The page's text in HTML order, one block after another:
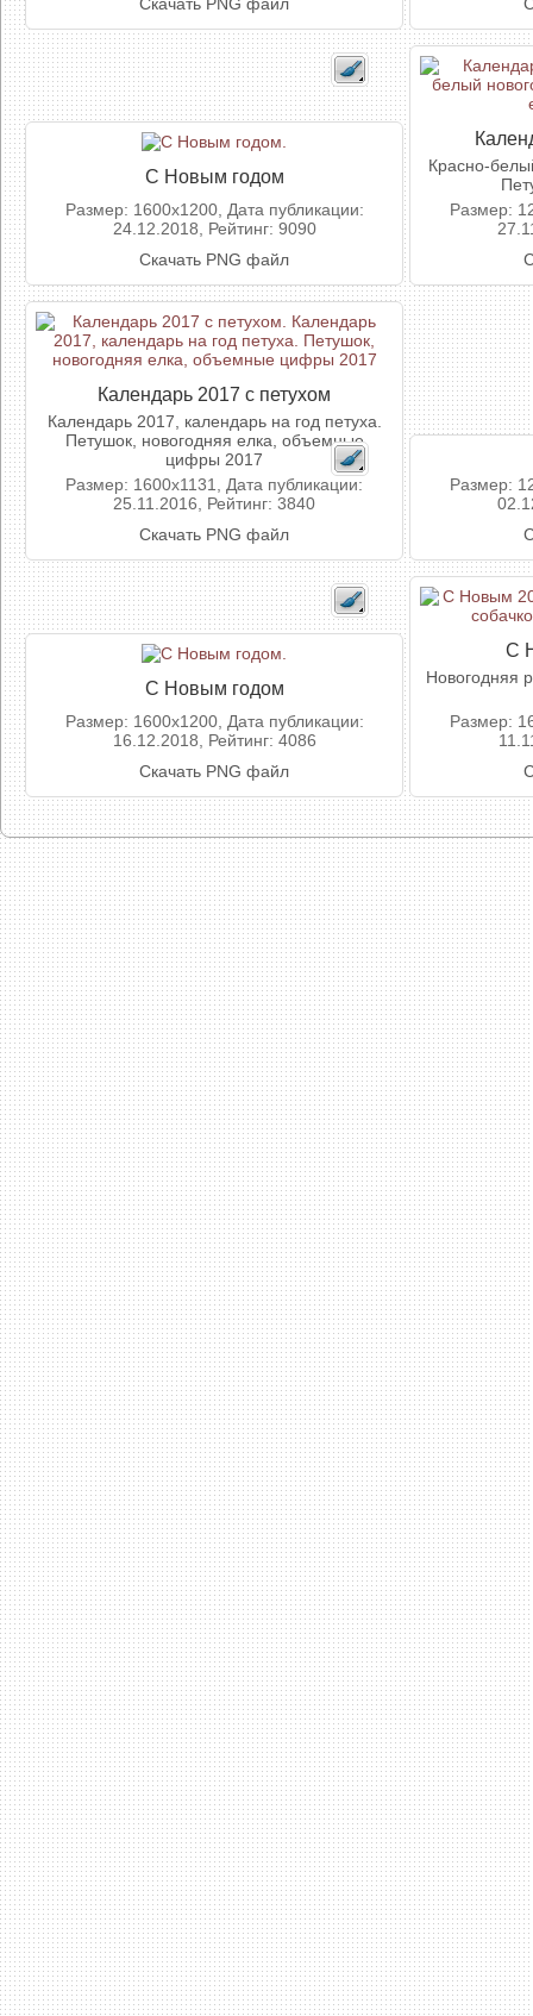
С Новым годом
Размер: 1600x1200, Дата публикации:
24.12.2018, Рейтинг: 9090
Скачать PNG файл
Красно-
Размер:
Календарь 2017 с петухом
Календарь 2017, календарь на год петуха.
Петушок, новогодняя елка, объемные
цифры 2017
Размер: 1600x1131, Дата публикации:
25.11.2016, Рейтинг: 3840
Скачать PNG файл
Размер:
С Новым годом
Размер: 1600x1200, Дата публикации:
16.12.2018, Рейтинг: 4086
Скачать PNG файл
С
Новогодняя
Размер: